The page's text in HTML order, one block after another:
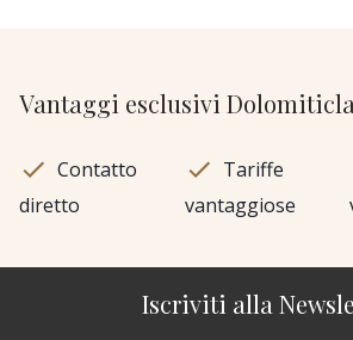
Vantaggi esclusivi
Contatto
diretto
Tariffe
vantaggiose
Iscriviti alla